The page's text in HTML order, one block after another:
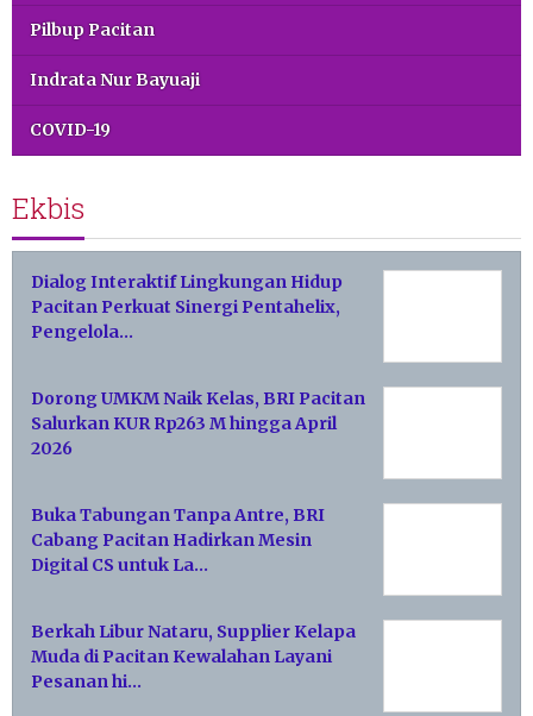
Pilbup Pacitan
Indrata Nur Bayuaji
COVID-19
Ekbis
Dialog Interaktif Lingkungan Hidup
Pacitan Perkuat Sinergi Pentahelix,
Pengelola…
Dorong UMKM Naik Kelas, BRI Pacitan
Salurkan KUR Rp263 M hingga April
2026
Buka Tabungan Tanpa Antre, BRI
Cabang Pacitan Hadirkan Mesin
Digital CS untuk La…
Berkah Libur Nataru, Supplier Kelapa
Muda di Pacitan Kewalahan Layani
Pesanan hi…